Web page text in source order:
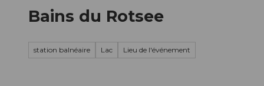
Bains du Rotsee
station balnéaire Lac Lieu de l'événement